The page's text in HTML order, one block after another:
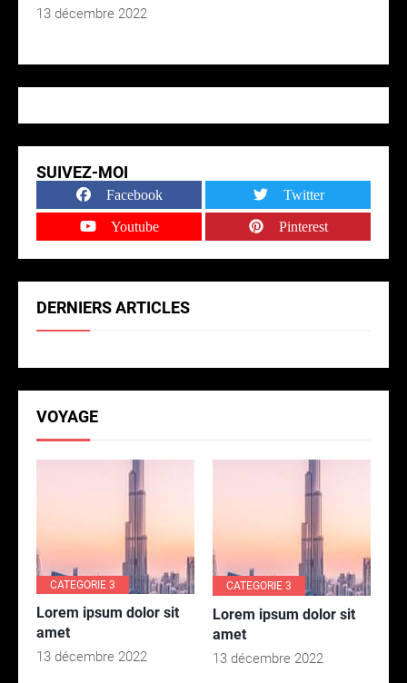
13 décembre 2022
SUIVEZ-MOI
Facebook Twitter
Youtube Pinterest
DERNIERS ARTICLES
VOYAGE
CATEGORIE 3
Lorem ipsum dolor sit
amet
13 décembre 2022
CATEGORIE 3
Lorem ipsum dolor sit
amet
13 décembre 2022